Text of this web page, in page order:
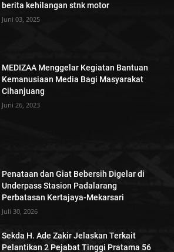
berita kehilangan stnk motor
Juni 03, 2025
MEDIZAA Menggelar Kegiatan Bantuan
Kemanusiaan Media Bagi Masyarakat
Cihanjuang
Juni 26, 2023
Penataan dan Giat Bebersih Digelar di
Underpass Stasion Padalarang
Perbatasan Kertajaya-Mekarsari
Juli 30, 2026
Sekda H. Ade Zakir Jelaskan Terkait
Pelantikan 2 Pejabat Tinggi Pratama 56